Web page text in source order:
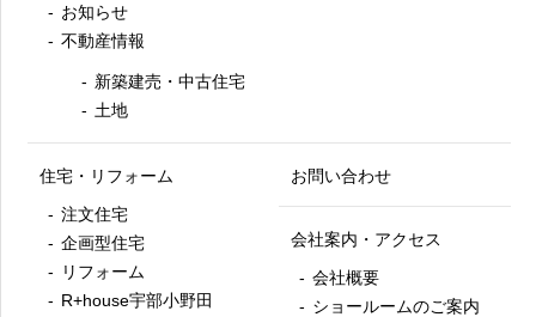
お知らせ
不動産情報
新築建売・中古住宅
土地
住宅・リフォーム
注文住宅
企画型住宅
リフォーム
R+house宇部小野田
お問い合わせ
会社案内・アクセス
会社概要
ショールームのご案内